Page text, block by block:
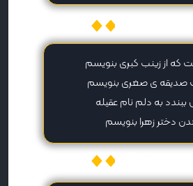
از زینب کبری بنویسم
صدیقه ی صغری بنویسم
ببندد به دلم نام عقیله
دختر زهرا بنویسم